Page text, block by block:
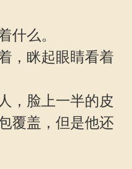
什么。
，眯起眼睛看着
，脸上一半的皮
覆盖，但是他还